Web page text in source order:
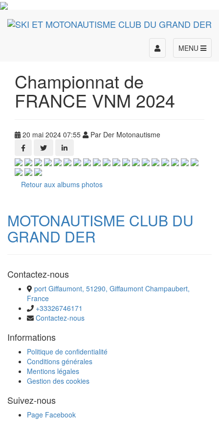
MENU
Toggle
navigation
Championnat de
FRANCE VNM 2024
20 mai 2024 07:55 Par Der Motonautisme
Retour aux albums photos
MOTONAUTISME CLUB DU
GRAND DER
Contactez-nous
port Giffaumont, 51290, Giffaumont Champaubert,
France
+33326746171
Contactez-nous
Informations
Politique de confidentialité
Conditions générales
Mentions légales
Gestion des cookies
Suivez-nous
Page Facebook